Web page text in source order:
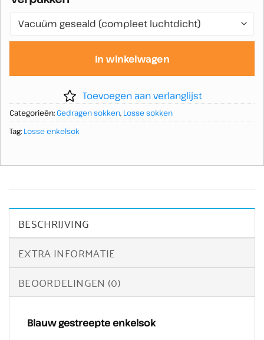
In winkelwagen
Toevoegen aan verlanglijst
Categorieën:Gedragen sokken, Losse sokken
Tag: Losse enkelsok
BESCHRIJVING
EXTRA INFORMATIE
BEOORDELINGEN (0)
Blauw gestreepte enkelsok